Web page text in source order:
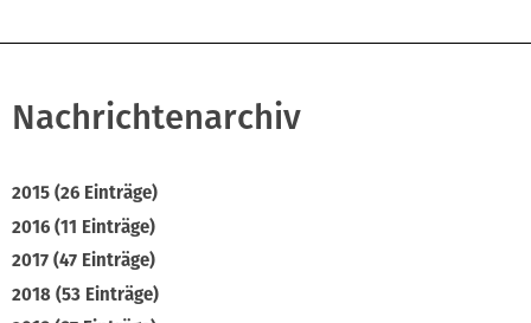
Nachrichtenarchiv
2015 (26 Einträge)
2016 (11 Einträge)
2017 (47 Einträge)
2018 (53 Einträge)